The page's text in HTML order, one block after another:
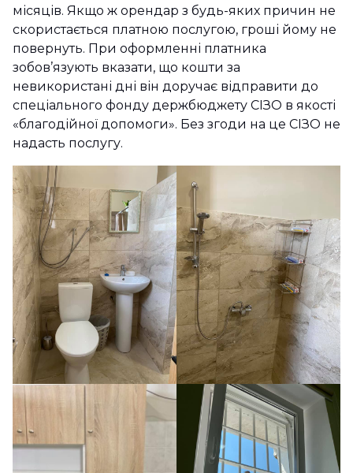
місяців. Якщо ж орендар з будь-яких причин не
скористається платною послугою, гроші йому не
повернуть. При оформленні платника
зобов’язують вказати, що кошти за
невикористані дні він доручає відправити до
спеціального фонду держбюджету СІЗО в якості
«благодійної допомоги». Без згоди на це СІЗО не
надасть послугу.